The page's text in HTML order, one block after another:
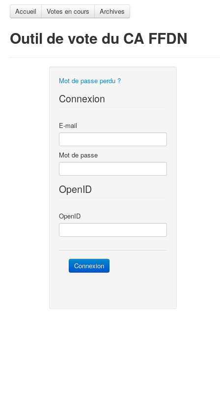
Accueil Votes en cours Archives
Outil de vote du CA FFDN
Mot de passe perdu ?
Connexion
E-mail
Mot de passe
OpenID
OpenID